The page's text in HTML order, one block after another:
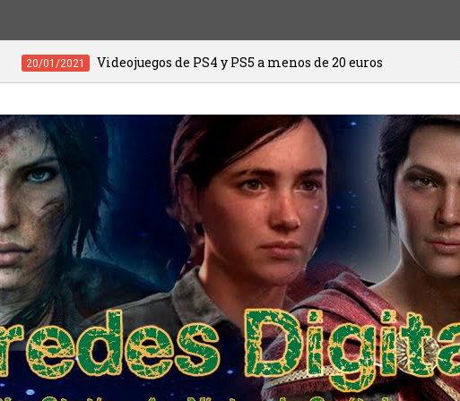
está disponible en exclusiva para PlayStation 20/01/2021